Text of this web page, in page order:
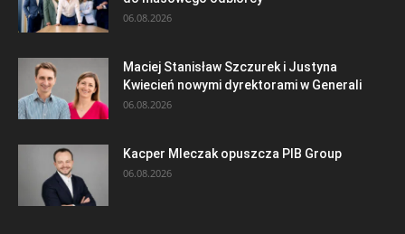
06.08.2026
Maciej Stanisław Szczurek i Justyna
Kwiecień nowymi dyrektorami w Generali
06.08.2026
Kacper Mleczak opuszcza PIB Group
06.08.2026